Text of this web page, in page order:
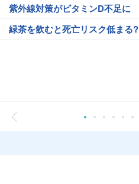
紫外線対策がビタミンD不足に
緑茶を飲むと死亡リスク低まる?